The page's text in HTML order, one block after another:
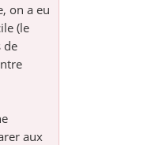
on a eu
(le
de
aux